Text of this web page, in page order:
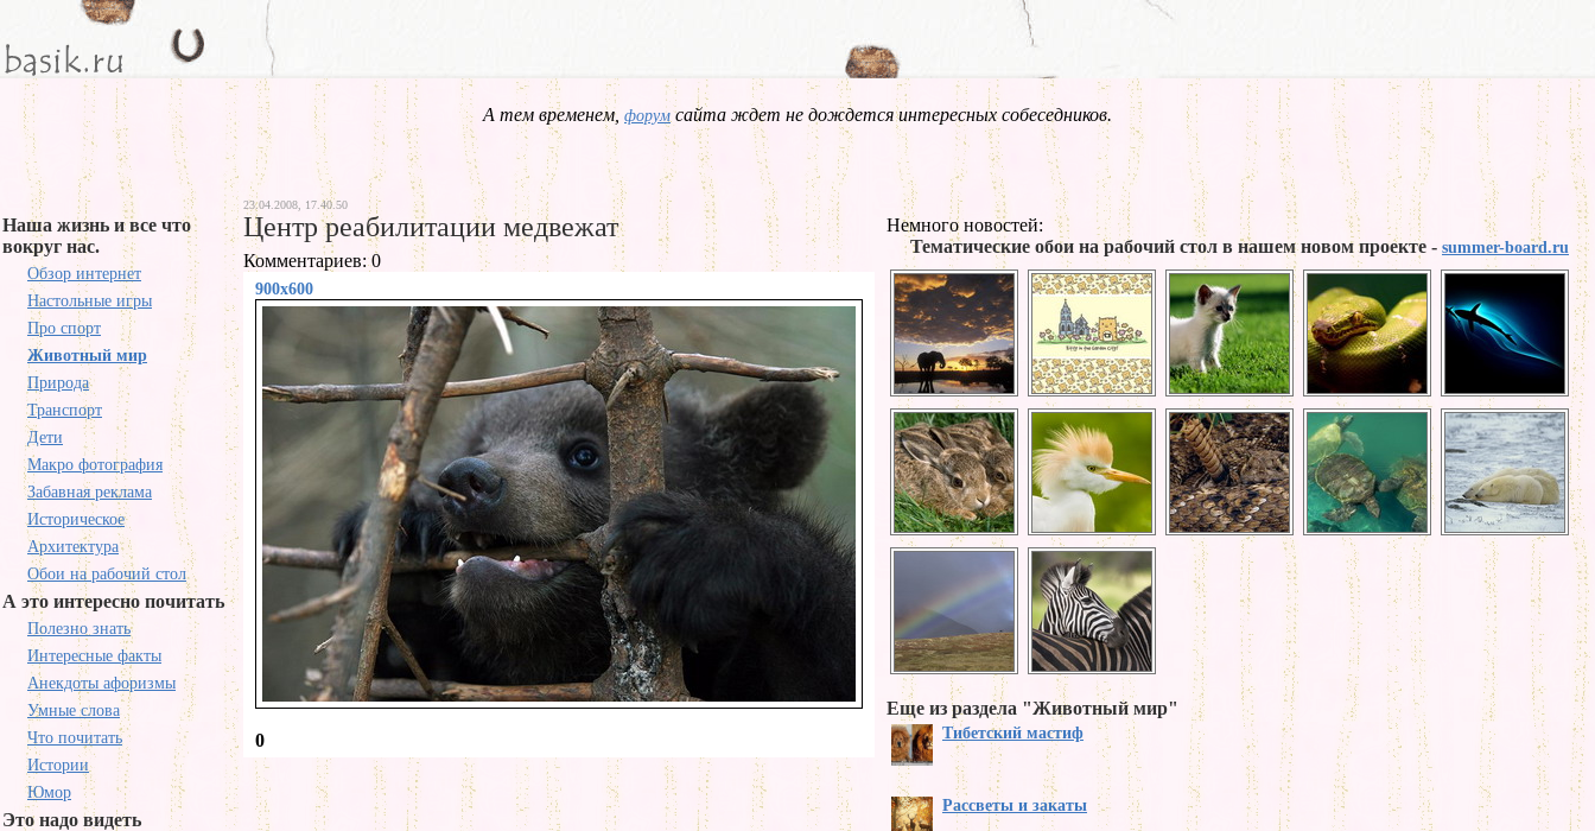
А тем временем, форум сайта ждет не дождется интересных собеседников.
Наша жизнь и все что
вокруг нас.
Обзор интернет
Настольные игры
Про спорт
Животный мир
Природа
Транспорт
Дети
Макро фотография
Забавная реклама
Историческое
Архитектура
Обои на рабочий стол
А это интересно почитать
Полезно знать
Интересные факты
Анекдоты афоризмы
Умные слова
Что почитать
Истории
Юмор
Это надо видеть
23.04.2008, 17.40.50
Центр реабилитации медвежат
Комментариев: 0
900x600
0
Немного новостей:
Тематические обои на рабочий стол в нашем новом проекте - summer-board.ru
Еще из раздела "Животный мир"
Тибетский мастиф
Рассветы и закаты